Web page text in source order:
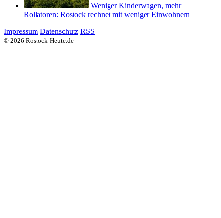
Weniger Kinderwagen, mehr
Rollatoren: Rostock rechnet mit weniger Einwohnern
Impressum Datenschutz RSS
© 2026 Rostock-Heute.de